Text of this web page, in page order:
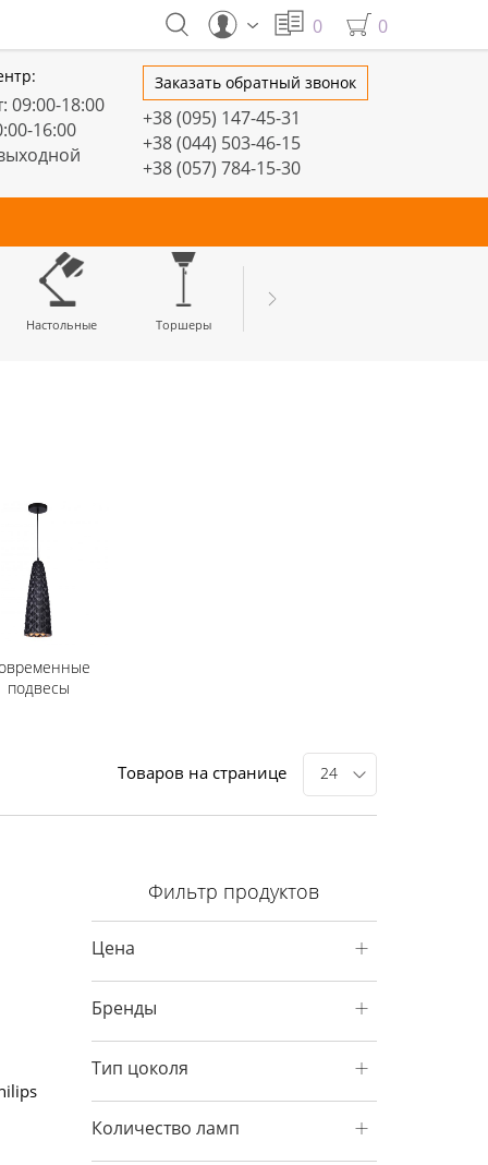
0 0
Заказать обратный звонок
+38 (095) 147-45-31
+38 (044) 503-46-15
+38 (057) 784-15-30
09:00-18:00
16:00
Настольные Торшеры
подвесы
Товаров на странице 24
Фильтр продуктов
Цена
Бренды
Тип цоколя
Количество ламп